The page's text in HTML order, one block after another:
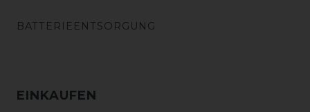
BATTERIEENTSORGUNG
EINKAUFEN